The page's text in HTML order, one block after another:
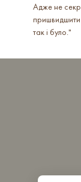
Адже не
пришвидшити
так і було."